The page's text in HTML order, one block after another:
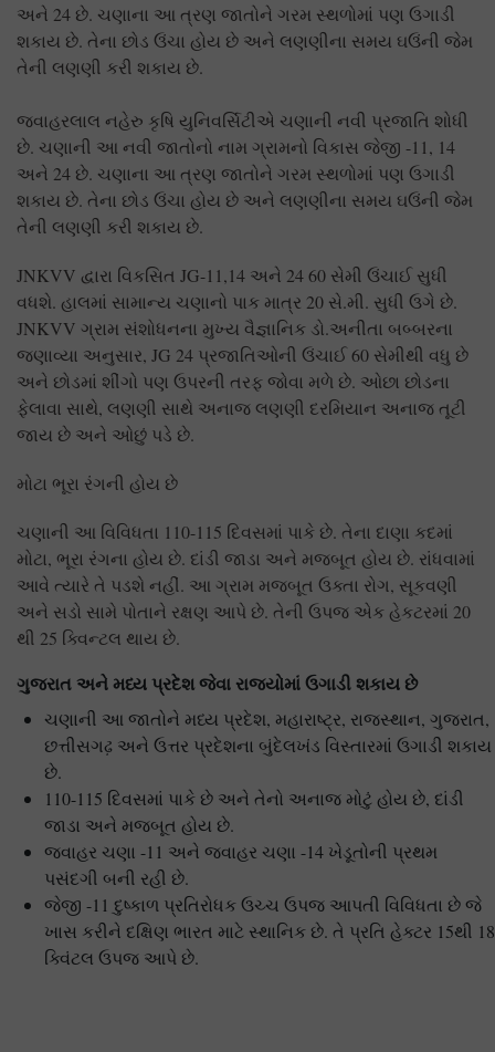
અને 24 છે. ચણાના આ ત્રણ જાતોને ગરમ સ્થળોમાં પણ ઉગાડી
શકાય છે. તેના છોડ ઉંચા હોય છે અને લણણીના સમય ઘઉંની જેમ
તેની લણણી કરી શકાય છે.
જવાહરલાલ નહેરુ કૃષિ યુનિવર્સિટીએ ચણાની નવી પ્રજાતિ શોધી
છે. ચણાની આ નવી જાતોનો નામ ગ્રામનો વિકાસ જેજી -11, 14
અને 24 છે. ચણાના આ ત્રણ જાતોને ગરમ સ્થળોમાં પણ ઉગાડી
શકાય છે. તેના છોડ ઉંચા હોય છે અને લણણીના સમય ઘઉંની જેમ
તેની લણણી કરી શકાય છે.
JNKVV દ્વારા વિકસિત JG-11,14 અને 24 60 સેમી ઉંચાઈ સુધી
વધશે. હાલમાં સામાન્ય ચણાનો પાક માત્ર 20 સે.મી. સુધી ઉગે છે.
JNKVV ગ્રામ સંશોધનના મુખ્ય વૈજ્ઞાનિક ડો.અનીતા બબ્બરના
જણાવ્યા અનુસાર, JG 24 પ્રજાતિઓની ઉંચાઈ 60 સેમીથી વધુ છે
અને છોડમાં શીંગો પણ ઉપરની તરફ જોવા મળે છે. ઓછા છોડના
ફેલાવા સાથે, લણણી સાથે અનાજ લણણી દરમિયાન અનાજ તૂટી
જાય છે અને ઓછું પડે છે.
મોટા ભૂરા રંગની હોય છે
ચણાની આ વિવિધતા 110-115 દિવસમાં પાકે છે. તેના દાણા કદમાં
મોટા, ભૂરા રંગના હોય છે. દાંડી જાડા અને મજબૂત હોય છે. રાંધવામાં
આવે ત્યારે તે પડશે નહીં. આ ગ્રામ મજબૂત ઉક્તા રોગ, સૂકવણી
અને સડો સામે પોતાને રક્ષણ આપે છે. તેની ઉપજ એક હેકટરમાં 20
થી 25 ક્વિન્ટલ થાય છે.
ગુજરાત અને મધ્ય પ્રદેશ જેવા રાજ્યોમાં ઉગાડી શકાય છે
ચણાની આ જાતોને મધ્ય પ્રદેશ, મહારાષ્ટ્ર, રાજસ્થાન, ગુજરાત,
છત્તીસગઢ઼ અને ઉત્તર પ્રદેશના બુંદેલખંડ વિસ્તારમાં ઉગાડી શકાય
છે.
110-115 દિવસમાં પાકે છે અને તેનો અનાજ મોટું હોય છે, દાંડી
જાડા અને મજબૂત હોય છે.
જવાહર ચણા -11 અને જવાહર ચણા -14 ખેડૂતોની પ્રથમ
પસંદગી બની રહી છે.
જેજી -11 દુષ્કાળ પ્રતિરોધક ઉચ્ચ ઉપજ આપતી વિવિધતા છે જે
ખાસ કરીને દક્ષિણ ભારત માટે સ્થાનિક છે. તે પ્રતિ હેક્ટર 15થી 18
ક્વિંટલ ઉપજ આપે છે.